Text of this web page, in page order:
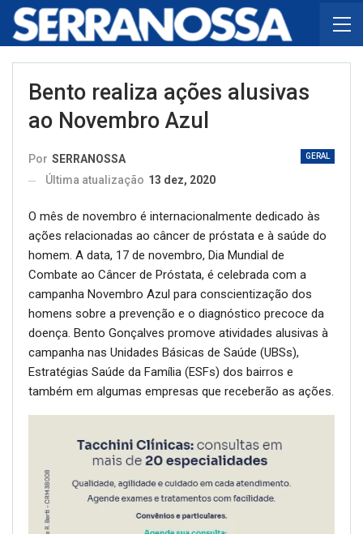
Bento realiza ações alusivas
ao Novembro Azul
GERAL
Por SERRANOSSA
Última atualização 13 dez, 2020
O mês de novembro é internacionalmente dedicado às
ações relacionadas ao câncer de próstata e à saúde do
homem. A data, 17 de novembro, Dia Mundial de
Combate ao Câncer de Próstata, é celebrada com a
campanha Novembro Azul para conscientização dos
homens sobre a prevenção e o diagnóstico precoce da
doença. Bento Gonçalves promove atividades alusivas à
campanha nas Unidades Básicas de Saúde (UBSs),
Estratégias Saúde da Família (ESFs) dos bairros e
também em algumas empresas que receberão as ações.